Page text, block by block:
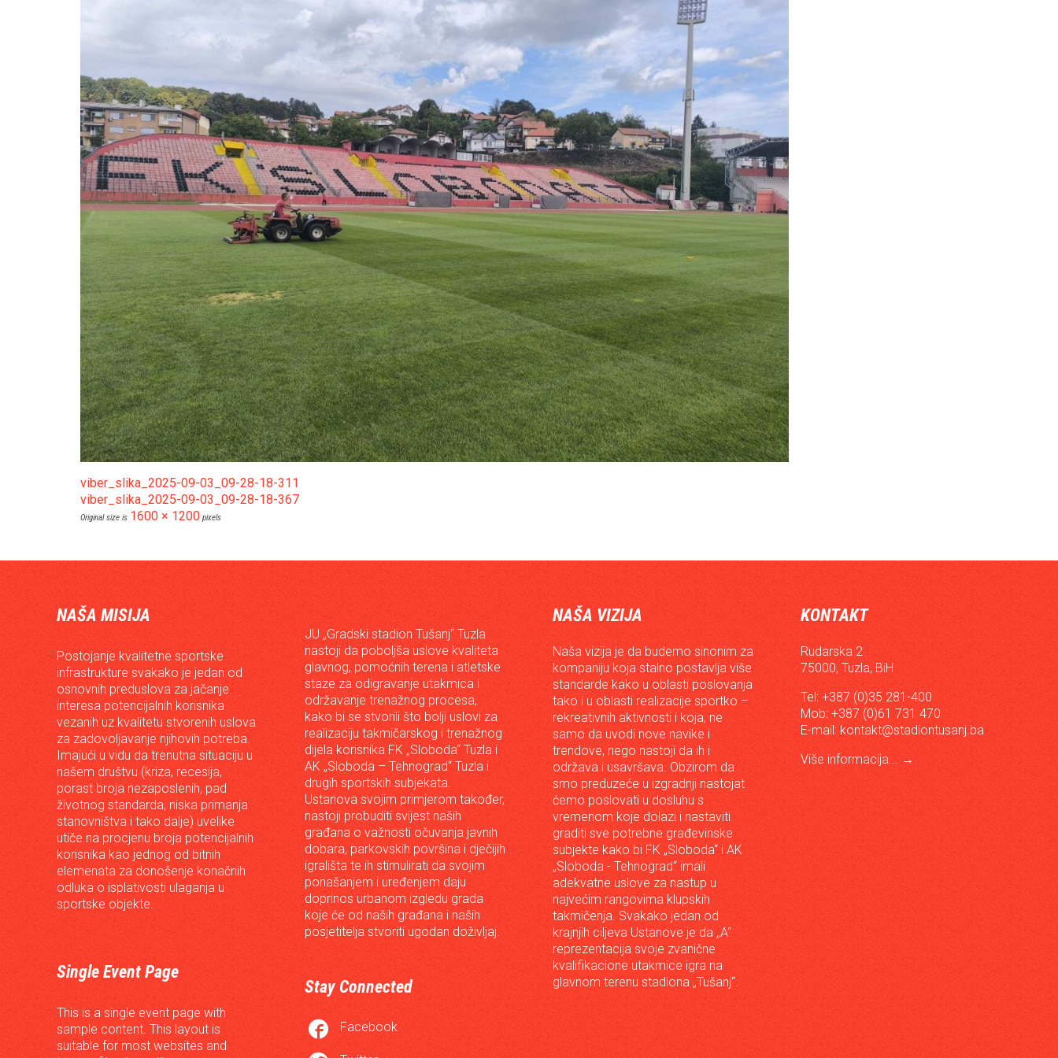
viber_slika_2025-09-03_09-28-18-311
viber_slika_2025-09-03_09-28-18-367
Original size is 1600 × 1200 pixels
NAŠA MISIJA
Postojanje kvalitetne sportske
infrastrukture svakako je jedan od
osnovnih preduslova za jačanje
interesa potencijalnih korisnika
vezanih uz kvalitetu stvorenih uslova
za zadovoljavanje njihovih potreba.
Imajući u vidu da trenutna situaciju u
našem društvu (kriza, recesija,
porast broja nezaposlenih, pad
životnog standarda, niska primanja
stanovništva i tako dalje) uvelike
utiče na procjenu broja potencijalnih
korisnika kao jednog od bitnih
elemenata za donošenje konačnih
odluka o isplativosti ulaganja u
sportske objekte.
Single Event Page
This is a single event page with
sample content. This layout is
suitable for most websites and
JU „Gradski stadion Tušanj“ Tuzla
nastoji da poboljša uslove kvaliteta
glavnog, pomoćnih terena i atletske
staze za odigravanje utakmica i
održavanje trenažnog procesa,
kako bi se stvorili što bolji uslovi za
realizaciju takmičarskog i trenažnog
dijela korisnika FK „Sloboda“ Tuzla i
AK „Sloboda – Tehnograd“ Tuzla i
drugih sportskih subjekata.
Ustanova svojim primjerom također,
nastoji probuditi svijest naših
građana o važnosti očuvanja javnih
dobara, parkovskih površina i dječijih
igrališta te ih stimulirati da svojim
ponašanjem i uređenjem daju
doprinos urbanom izgledu grada
koje će od naših građana i naših
posjetitelja stvoriti ugodan doživljaj.
Stay Connected
 Facebook
NAŠA VIZIJA
Naša vizija je da budemo sinonim za
kompaniju koja stalno postavlja više
standarde kako u oblasti poslovanja
tako i u oblasti realizacije sportko –
rekreativnih aktivnosti i koja, ne
samo da uvodi nove navike i
trendove, nego nastoji da ih i
održava i usavršava. Obzirom da
smo preduzeće u izgradnji nastojat
ćemo poslovati u dosluhu s
vremenom koje dolazi i nastaviti
graditi sve potrebne građevinske
subjekte kako bi FK „Sloboda“ i AK
„Sloboda - Tehnograd“ imali
adekvatne uslove za nastup u
najvećim rangovima klupskih
takmičenja. Svakako jedan od
krajnjih ciljeva Ustanove je da „A“
reprezentacija svoje zvanične
kvalifikacione utakmice igra na
glavnom terenu stadiona „Tušanj“.
KONTAKT
Rudarska 2
75000, Tuzla, BiH
Tel: +387 (0)35 281-400
Mob: +387 (0)61 731 470
E-mail: kontakt@stadiontusanj.ba
Više informacija... →